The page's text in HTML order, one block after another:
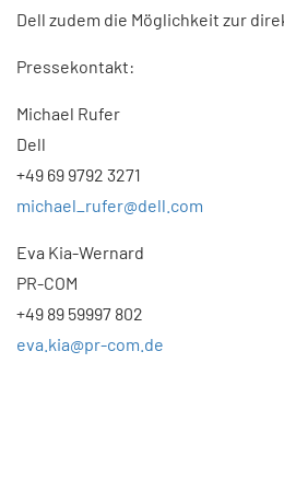
Dell zudem die Möglichkeit zur
Pressekontakt:
Michael Rufer
Dell
+49 69 9792 3271
michael_rufer@dell.com
Eva Kia-Wernard
PR-COM
+49 89 59997 802
eva.kia@pr-com.de